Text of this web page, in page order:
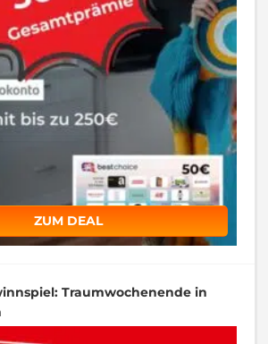
ZUM DEAL
Traumwochenende in